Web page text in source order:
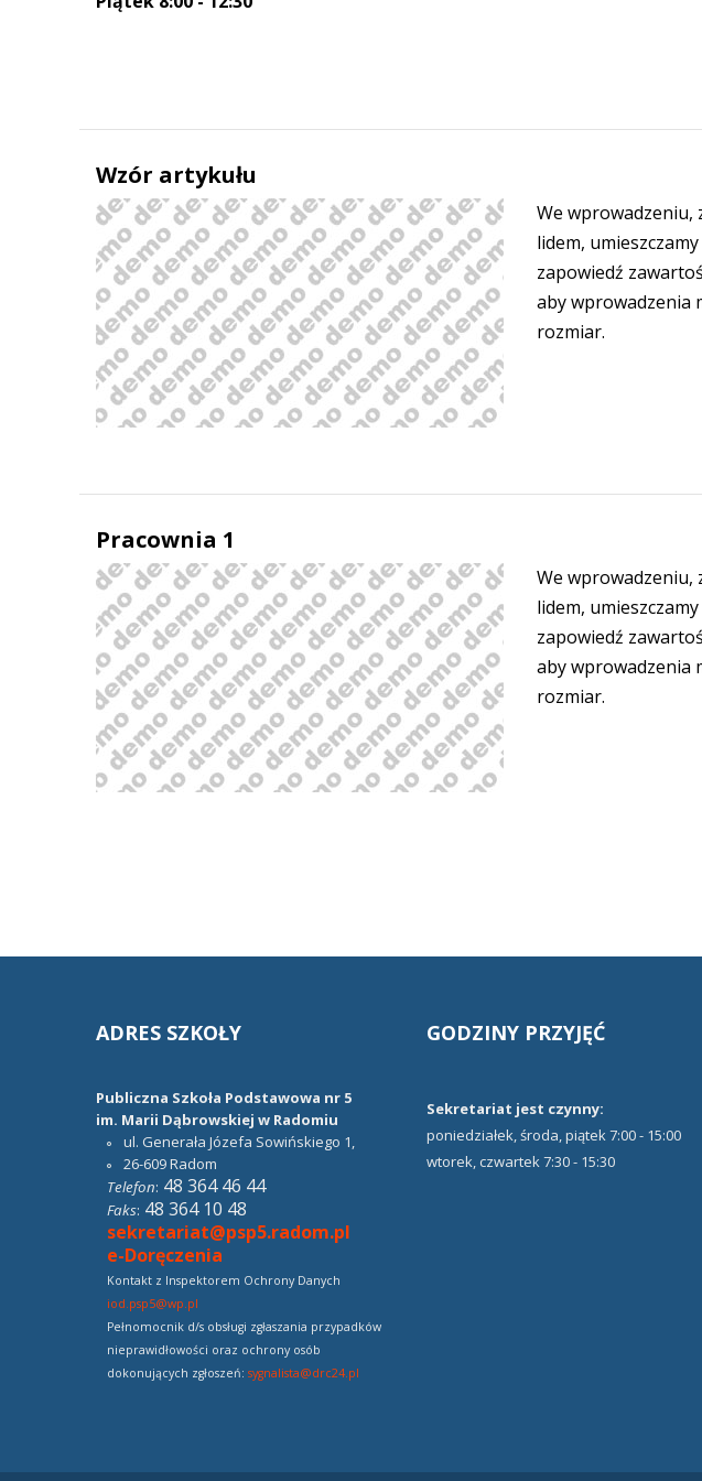
Wzór artykułu
We wprowadzeniu,
lidem,
zapowiedź
aby wprowadzenia
rozmiar.
Pracownia 1
We wprowadzeniu,
lidem,
zapowiedź
aby wprowadzenia
rozmiar.
Zobacz
ADRES SZKOŁY
Publiczna Szkoła Podstawowa nr 5
im. Marii Dąbrowskiej w Radomiu
ul. Generała Józefa Sowińskiego 1,
26-609Radom
Telefon: 48 364 46 44
Faks: 48 364 10 48
sekretariat@psp5.radom.pl
e-Doręczenia
Kontakt z Inspektorem Ochrony Danych
iod.psp5@wp.pl
Pełnomocnik d/s obsługi zgłaszania przypadków
nieprawidłowości oraz ochrony osób
dokonujących zgłoszeń: sygnalista@drc24.pl
GODZINY PRZYJĘĆ
Sekretariat jest czynny:
poniedziałek, środa, piątek 7:00 - 15:00
wtorek, czwartek 7:30 - 15:30